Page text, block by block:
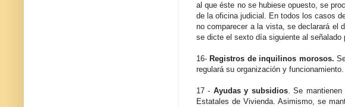
al que éste no se hubiese opuesto, se
de la oficina judicial. En todos los casos
no comparecer a la vista, se declarará el
se dicte el sexto día siguiente al señalado
16- Registros de inquilinos morosos.
regulará su organización y funcionamiento.
17 - Ayudas y subsidios. Se mantienen
Estatales de Vivienda. Asimismo, se